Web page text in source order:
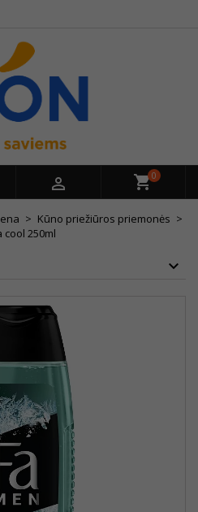
 0
Kūno priežiūros priemonės
cool 250ml